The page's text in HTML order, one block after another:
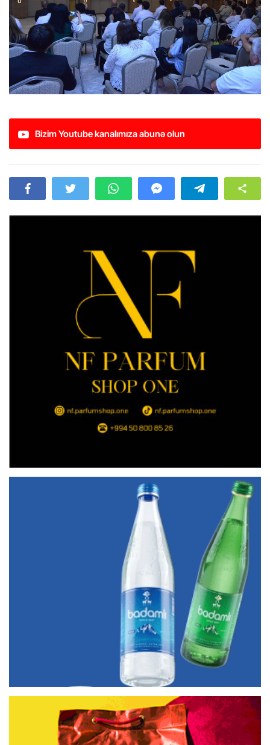
Bizim Youtube kanalımıza abunə olun